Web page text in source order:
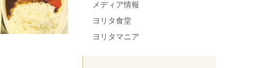
メディア情報
ヨリタ食堂
ヨリタマニア